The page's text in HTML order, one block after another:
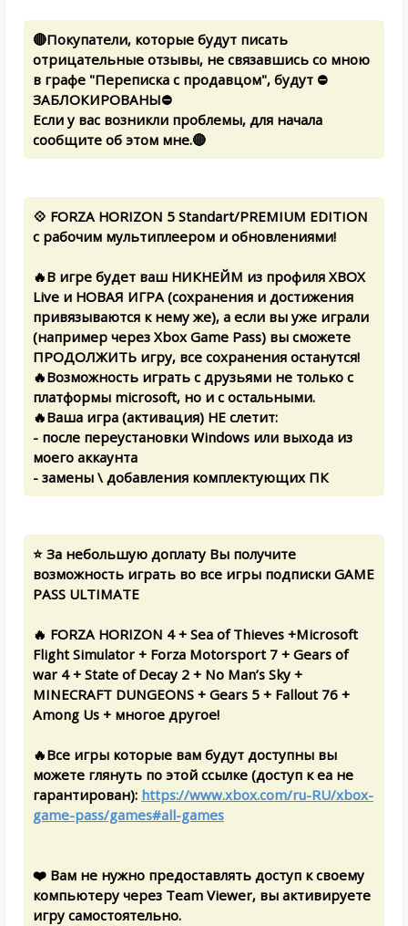
🔴Покупатели, которые будут писать
отрицательные отзывы, не связавшись со мною
в графе "Переписка с продавцом", будут ⛔
ЗАБЛОКИРОВАНЫ⛔
Если у вас возникли проблемы, для начала
сообщите об этом мне.🔴
💠 FORZA HORIZON 5 Standart/PREMIUM EDITION
с рабочим мультиплеером и обновлениями!
🔥В игре будет ваш НИКНЕЙМ из профиля XBOX
Live и НОВАЯ ИГРА (сохранения и достижения
привязываются к нему же), а если вы уже играли
(например через Xbox Game Pass) вы сможете
ПРОДОЛЖИТЬ игру, все сохранения останутся!
🔥Возможность играть с друзьями не только с
платформы microsoft, но и с остальными.
🔥Ваша игра (активация) НЕ слетит:
- после переустановки Windows или выхода из
моего аккаунта
- замены \ добавления комплектующих ПК
⭐ За небольшую доплату Вы получите
возможность играть во все игры подписки GAME
PASS ULTIMATE
🔥 FORZA HORIZON 4 + Sea of Thieves +Microsoft
Flight Simulator + Forza Motorsport 7 + Gears of
war 4 + State of Decay 2 + No Man’s Sky +
MINECRAFT DUNGEONS + Gears 5 + Fallout 76 +
Among Us + многое другое!
🔥Все игры которые вам будут доступны вы
можете глянуть по этой ссылке (доступ к ea не
гарантирован): https://www.xbox.com/ru-RU/xbox-
game-pass/games#all-games
❤️ Вам не нужно предоставлять доступ к своему
компьютеру через Team Viewer, вы активируете
игру самостоятельно.